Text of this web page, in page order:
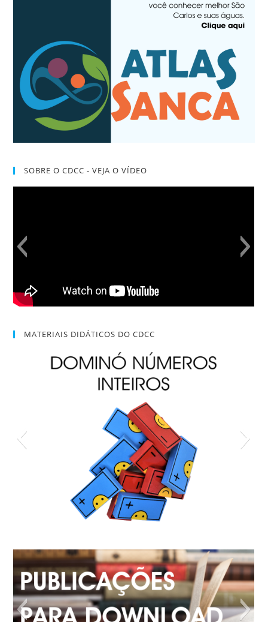
SOBRE O CDCC - VEJA O VÍDEO
MATERIAIS DIDÁTICOS DO CDCC